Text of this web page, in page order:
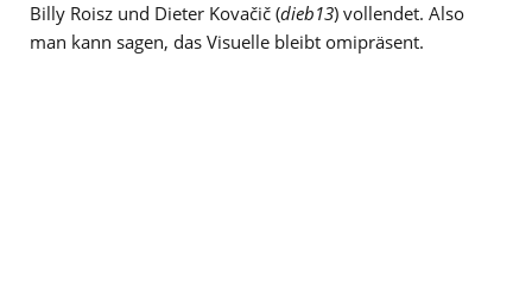
Billy Roisz und Dieter Kovačič (dieb13) vollendet. Also
man kann sagen, das Visuelle bleibt omipräsent.